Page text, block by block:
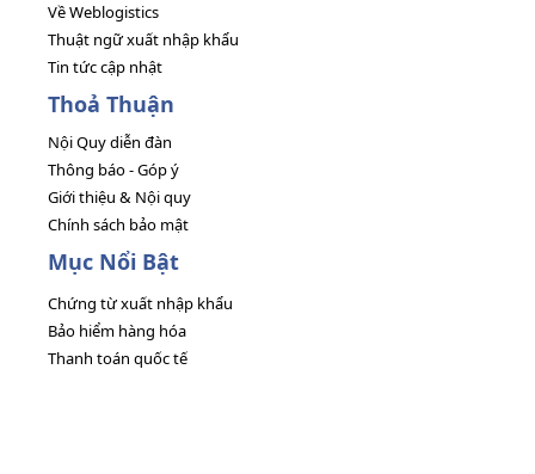
Về Weblogistics
Thuật ngữ xuất nhập khẩu
Tin tức cập nhật
Thoả Thuận
Nội Quy diễn đàn
Thông báo - Góp ý
Giới thiệu & Nội quy
Chính sách bảo mật
Mục Nổi Bật
Chứng từ xuất nhập khẩu
Bảo hiểm hàng hóa
Thanh toán quốc tế